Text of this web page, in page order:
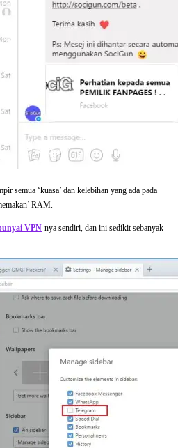
semua ‘kuasa’ dan kelebihan yang ada pada
RAM.
VPN-nya sendiri, dan ini sedikit sebanyak